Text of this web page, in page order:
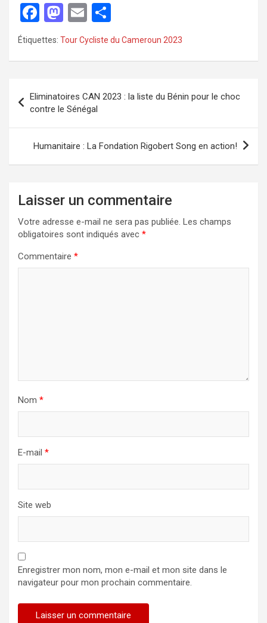
F
a
ce
o
o
k
M
a
st
d
o
n
E
m
ail
ar
ta
er
Étiquettes: Tour Cycliste du Cameroun 2023
Eliminatoires CAN 2023 : la liste du Bénin pour le choc
contre le Sénégal
Humanitaire : La Fondation Rigobert Song en action!
Laisser un commentaire
Votre adresse e-mail ne sera pas publiée. Les champs
obligatoires sont indiqués avec *
Commentaire *
Nom *
E-mail *
Site web
Enregistrer mon nom, mon e-mail et mon site dans le
navigateur pour mon prochain commentaire.